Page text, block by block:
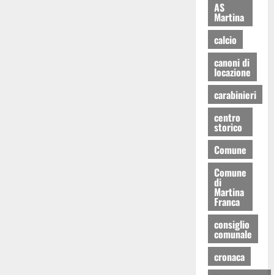
AS
Martina
calcio
canoni di
locazione
carabinieri
centro
storico
Comune
Comune
di
Martina
Franca
consiglio
comunale
cronaca